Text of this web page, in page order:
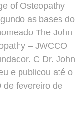
of Osteopathy
as bases do
The John
– JWCCO
O Dr. John
e publicou até o
de fevereiro de